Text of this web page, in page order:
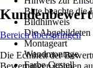
Bitte beachte die
Bildhinweis
Die
Montageart
Wandmontage
Farbe Gestell
Bereich überspringen
Die Echtheit der
Bewertungen können